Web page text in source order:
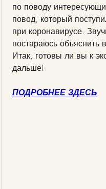
по поводу
повод, который
при коронавирусе.
постараюсь
Итак, готовы ли вы к
дальше!
ПОДРОБНЕЕ ЗДЕСЬ